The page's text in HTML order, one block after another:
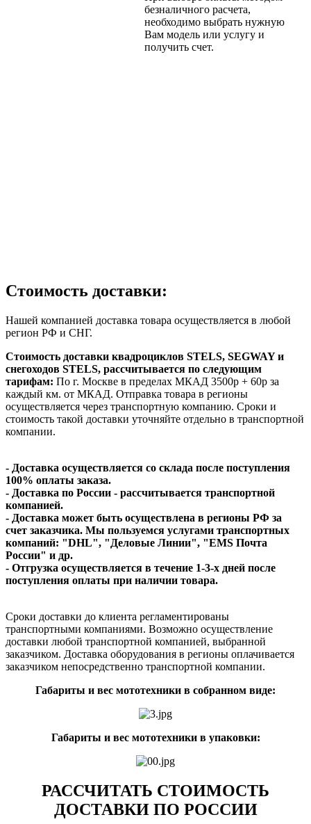
безналичного расчета,
необходимо выбрать нужную
Вам модель или услугу и
получить счет.
Стоимость доставки:
Нашей компанией доставка товара осуществляется в любой
регион РФ и СНГ.
Стоимость доставки квадроциклов STELS, SEGWAY и
снегоходов STELS, рассчитывается по следующим
тарифам: По г. Москве в пределах МКАД 3500р + 60р за
каждый км. от МКАД. Отправка товара в регионы
осуществляется через транспортную компанию. Сроки и
стоимость такой доставки уточняйте отдельно в транспортной
компании.
- Доставка осуществляется со склада после поступления
100% оплаты заказа.
- Доставка по России - рассчитывается транспортной
компанией.
- Доставка может быть осуществлена в регионы РФ за
счет заказчика. Мы пользуемся услугами транспортных
компаний: "DHL", "Деловые Линии", "EMS Почта
России" и др.
- Отгрузка осуществляется в течение 1-3-х дней после
поступления оплаты при наличии товара.
Сроки доставки до клиента регламентированы
транспортными компаниями. Возможно осуществление
доставки любой транспортной компанией, выбранной
заказчиком. Доставка оборудования в регионы оплачивается
заказчиком непосредственно транспортной компании.
Габариты и вес мототехники в собранном виде:
Габариты и вес мототехники в упаковки:
РАССЧИТАТЬ СТОИМОСТЬ
ДОСТАВКИ ПО РОССИИ